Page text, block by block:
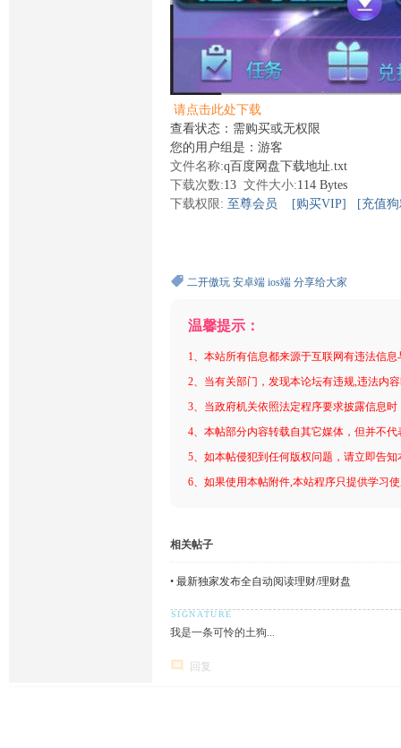
请点击此处下载
查看状态：需购买或无权限
您的用户组是：游客
文件名称:q百度网盘下载地址.txt
下载次数:13 文件大小:114 Bytes
下载权限: 至尊会员 [购买VIP] [充值
二开傲玩 安卓端 ios端 分享给大家
温馨提示：
1、本站所有信息都来源于互联网有违法信
2、当有关部门，发现本论坛有违规,违法内
3、当政府机关依照法定程序要求披露信息
4、本帖部分内容转载自其它媒体，但并不
5、如本帖侵犯到任何版权问题，请立即告
6、如果使用本帖附件,本站程序只提供学习
相关帖子
• 最新独家发布全自动阅读理财/理财盘
我是一条可怜的土狗...
回复